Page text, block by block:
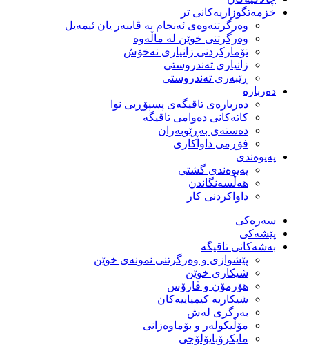
خزمەتگوزاریەكانی تر
وه‌رگرتنه‌وه‌ی ئه‌نجام به‌ ڤایبه‌ر یان ئیمه‌یل
وەرگرتنی خوێن لە ماڵەوە
تۆماركردنی زانیاری نەخۆش
زانیاری تەندروستی
ڕێبەری تەندروستی
دەربارە
دەربارەی تاقیگەی پسپۆڕیی نوا
كاتەكانی دەوامی تاقیگە
دەستەی بەڕێوبەران
فۆڕمی داواكاری
پەیوەندی
پەیوەندی گشتی
هەڵسەنگاندن
داواكردنی كار
سەرەکی
پێشەکی
بەشەكانی تاقیگە
پێشوازی و وەرگرتنی نمونەی خوێن
شیكاری خوێن
هۆرمۆن و ڤارۆس
شیكاریە كیمیاییەكان
بەرگری لەش
مۆڵیكولەر و بۆماوەزانی
مایكرۆبایۆلۆجی